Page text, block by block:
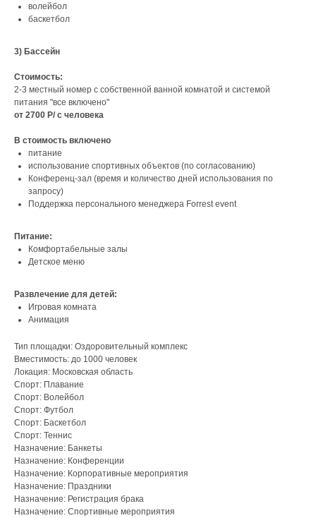
волейбол
баскетбол
3) Бассейн
Стоимость:
2-3 местный номер с собственной ванной комнатой и системой
питания "все включено"
от 2700 Р/ с человека
В стоимость включено
питание
использование спортивных объектов (по согласованию)
Конференц-зал (время и количество дней использования по
запросу)
Поддержка персонального менеджера Forrest event
Питание:
Комфортабельные залы
Детское меню
Развлечение для детей:
Игровая комната
Анимация
Тип площадки: Оздоровительный комплекс
Вместимость: до 1000 человек
Локация: Московская область
Спорт: Плавание
Спорт: Волейбол
Спорт: Футбол
Спорт: Баскетбол
Спорт: Теннис
Назначение: Банкеты
Назначение: Конференции
Назначение: Корпоративные мероприятия
Назначение: Праздники
Назначение: Регистрация брака
Назначение: Спортивные мероприятия